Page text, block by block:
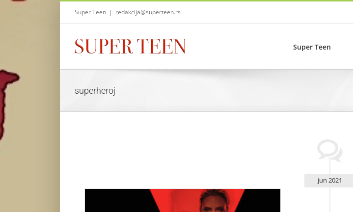
Skip
Super Teen | redakcija@superteen.rs
Super Teen
superheroj
jun 2021